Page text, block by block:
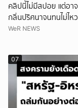
คลิปนี้ไม่มีสปอย แต่อา
กลิ่นปริศนาจนทนไม่ไหว
WeR NEWS
07